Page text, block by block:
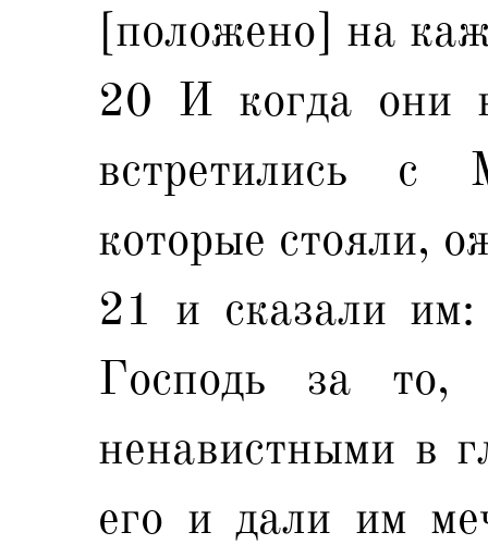
[положено] на
20 И когда они
встретились с
которые стояли,
21 и сказали
Господь за
ненавистными в
его и дали им